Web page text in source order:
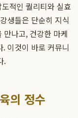
적인 퀄리티와 실효
생들은 단순히 지식
만나고, 건강한 마케
이것이 바로 커뮤니
.
의 정수